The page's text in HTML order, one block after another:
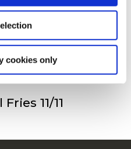
cookies only
Fries 9/9
11/11